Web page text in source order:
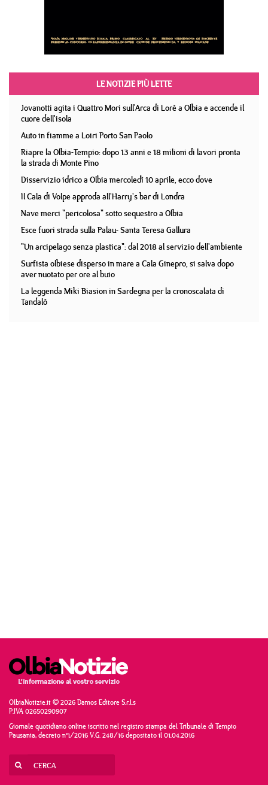
LE NOTIZIE PIÙ LETTE
Jovanotti agita i Quattro Mori sull'Arca di Lorè a Olbia e accende il
cuore dell'isola
Auto in fiamme a Loiri Porto San Paolo
Riapre la Olbia-Tempio: dopo 13 anni e 18 milioni di lavori pronta
la strada di Monte Pino
Disservizio idrico a Olbia mercoledì 10 aprile, ecco dove
Il Cala di Volpe approda all'Harry's bar di Londra
Nave merci "pericolosa" sotto sequestro a Olbia
Esce fuori strada sulla Palau- Santa Teresa Gallura
"Un arcipelago senza plastica": dal 2018 al servizio dell'ambiente
Surfista olbiese disperso in mare a Cala Ginepro, si salva dopo
aver nuotato per ore al buio
La leggenda Miki Biasion in Sardegna per la cronoscalata di
Tandalò
OlbiaNotizie.it © 2026 Damos Editore S.r.l.s
P.IVA 02650290907
Giornale quotidiano online iscritto nel registro stampa del Tribunale di Tempio
Pausania, decreto n°1/2016 V.G. 248/16 depositato il 01.04.2016